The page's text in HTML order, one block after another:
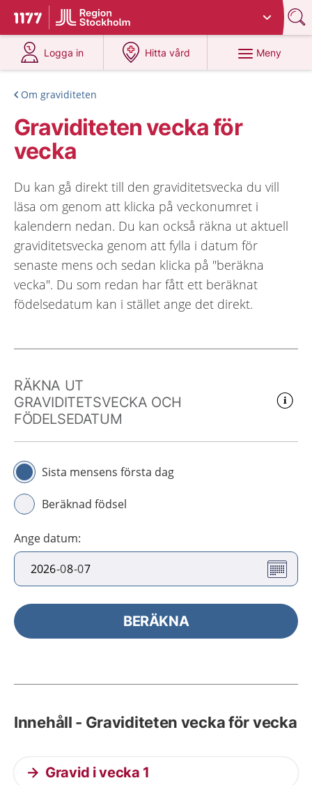
Till startsidan för 1177
Du har valt region
Logga in
på 1177.se
Hitta vård
på 1177.se
Meny
Om graviditeten
Graviditeten vecka för
vecka
Du kan gå direkt till den graviditetsvecka du vill
läsa om genom att klicka på veckonumret i
kalendern nedan. Du kan också räkna ut aktuell
graviditetsvecka genom att fylla i datum för
senaste mens och sedan klicka på "beräkna
vecka". Du som redan har fått ett beräknat
födelsedatum kan i stället ange det direkt.
RÄKNA UT
GRAVIDITETSVECKA OCH
FÖDELSEDATUM
Sista mensens första dag
Beräknad födsel
Ange datum:
-0 -0
BERÄKNA
Innehåll - Graviditeten vecka för vecka
Gravid i vecka 1